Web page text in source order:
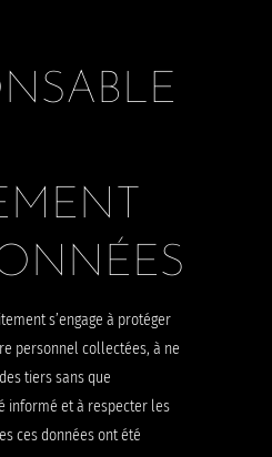
s’engage à protéger
personnel collectées, à ne
tiers sans que
informé et à respecter les
ces données ont été